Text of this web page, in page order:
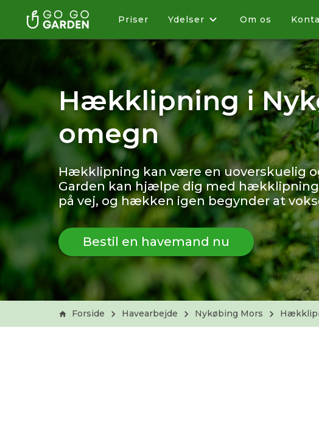
Priser Ydelser Om os
Hækklipning i
omegn
Hækklipning kan være en uoverskuelig
Garden kan hjælpe dig med
på vej, og hækken igen begynder at
Bestil en havemand nu
Forside Havearbejde Nykøbing Mors